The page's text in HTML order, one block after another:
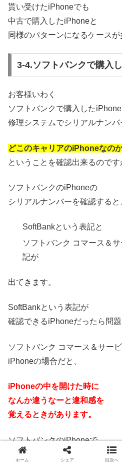
貰い受けたiPhoneでも
中古で購入したiPhoneと
同様のパターンになるケースが
3-4.ソフトバンクで購入
お客様いわく
ソフトバンクで購入した
修理システムでシリアルナンバ
どこのキャリアのiPhoneなの
ということを確認出来るのです
ソフトバンクのiPhoneの
シリアルナンバーを確認すると
SoftBankという表記と
ソフトバンク コマース＆
記が
出てきます。
SoftBankという表記が
確認できるiPhoneだったら問題
ソフトバンク コマース＆サー
iPhoneの場合だと、
iPhoneの中を開けた時に
なんか違うなーと違和感を
覚えるときがあります。
ソフトバンクのiPhoneで
ソフトバンク コマース＆サー
ホーム シェア 目次へ